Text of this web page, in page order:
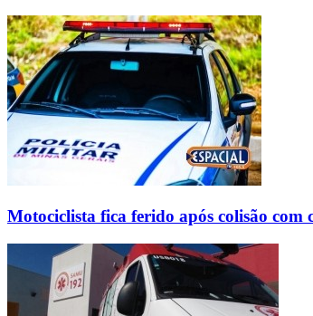
Motociclista fica ferido após colisão com